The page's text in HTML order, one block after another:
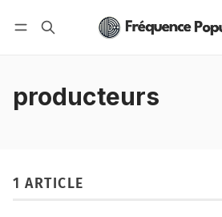
Nous soutenir
producteurs
1 ARTICLE